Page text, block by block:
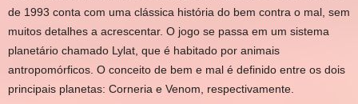
de 1993 conta com uma clássica história do bem contra o mal, sem
muitos detalhes a acrescentar. O jogo se passa em um sistema
planetário chamado Lylat, que é habitado por animais
antropomórficos. O conceito de bem e mal é definido entre os dois
principais planetas: Corneria e Venom, respectivamente.